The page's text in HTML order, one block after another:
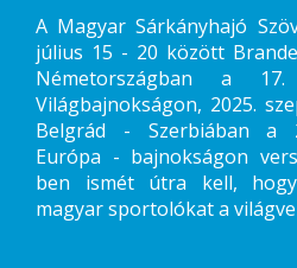
A Magyar Sárkányhajó
július 15 - 20 között
Németországban a 17.
Világbajnokságon, 2025.
Belgrád - Szerbiában a
Európa - bajnokságon
ben ismét útra kell,
magyar sportolókat a